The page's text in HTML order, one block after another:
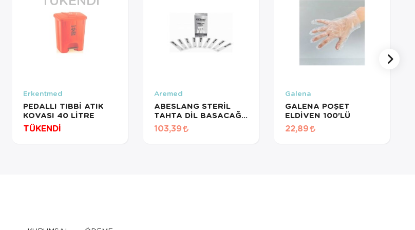
Erkentmed
PEDALLI TIBBİ ATIK
KOVASI 40 LİTRE
TÜKENDİ
Aremed
ABESLANG STERİL
TAHTA DİL BASACAĞI
100ADET=1KUTU
AREMED HİES
103,39
Galena
GALENA POŞET
ELDİVEN 100'LÜ
22,89